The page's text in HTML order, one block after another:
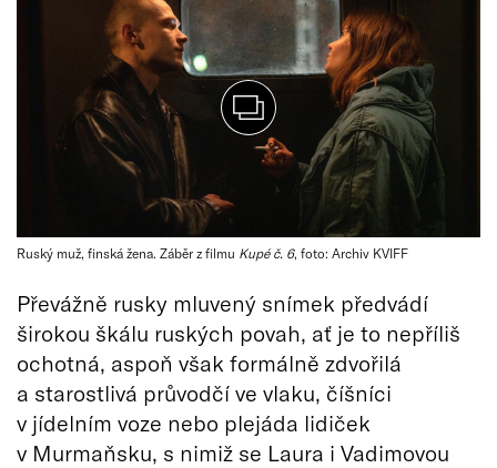
Ruský muž, finská žena. Záběr z filmu Kupé č. 6, foto: Archiv KVIFF
Převážně rusky mluvený snímek předvádí
širokou škálu ruských povah, ať je to nepříliš
ochotná, aspoň však formálně zdvořilá
a starostlivá průvodčí ve vlaku, číšníci
v jídelním voze nebo plejáda lidiček
v Murmaňsku, s nimiž se Laura i Vadimovou